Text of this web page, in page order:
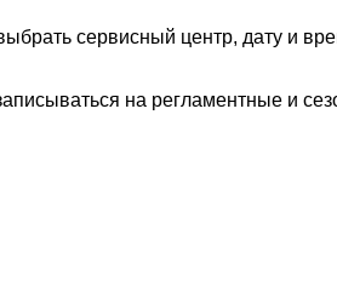
сервисный центр, дату и
на регламентные и